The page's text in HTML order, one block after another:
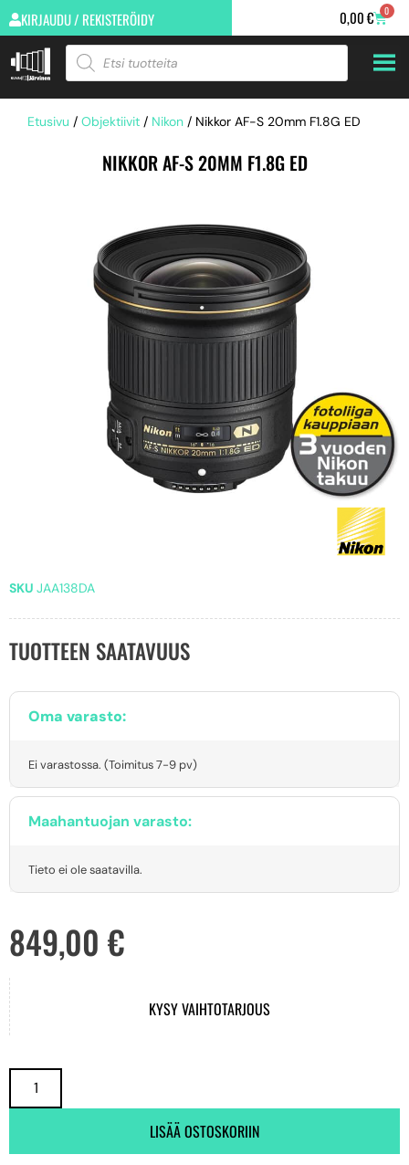
KIRJAUDU / REKISTERÖIDY 0,00€ 0
Etusivu / Objektiivit / Nikon / Nikkor AF-S 20mm F1.8G ED
NIKKOR AF-S 20MM F1.8G ED
SKU JAA138DA
TUOTTEEN SAATAVUUS
Oma varasto:
Ei varastossa. (Toimitus 7-9 pv)
Maahantuojan varasto:
Tieto ei ole saatavilla.
849,00 €
KYSY VAIHTOTARJOUS
LISÄÄ OSTOSKORIIN